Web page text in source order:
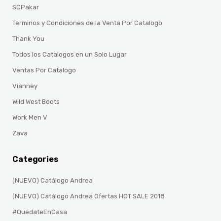
SCPakar
Terminos y Condiciones de la Venta Por Catalogo
Thank You
Todos los Catalogos en un Solo Lugar
Ventas Por Catalogo
Vianney
Wild West Boots
Work Men V
Zava
Categories
(NUEVO) Catálogo Andrea
(NUEVO) Catálogo Andrea Ofertas HOT SALE 2018
#QuedateEnCasa